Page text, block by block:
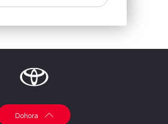
Hlavná stránka
Dohora